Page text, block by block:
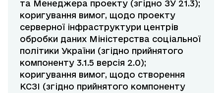
та Менеджера проекту (згідно ЗУ 21.3);
коригування вимог, щодо проекту
серверної інфраструктури центрів
обробки даних Міністерства соціальної
політики України (згідно прийнятого
компоненту 3.1.5 версія 2.0);
коригування вимог, щодо створення
КСЗІ (згідно прийнятого компоненту